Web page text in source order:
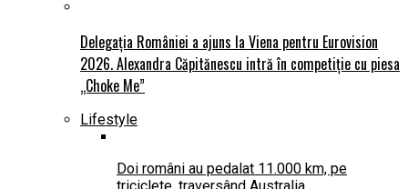
Delegația României a ajuns la Viena pentru Eurovision
2026. Alexandra Căpitănescu intră în competiție cu piesa
„Choke Me”
Lifestyle
Doi români au pedalat 11.000 km, pe